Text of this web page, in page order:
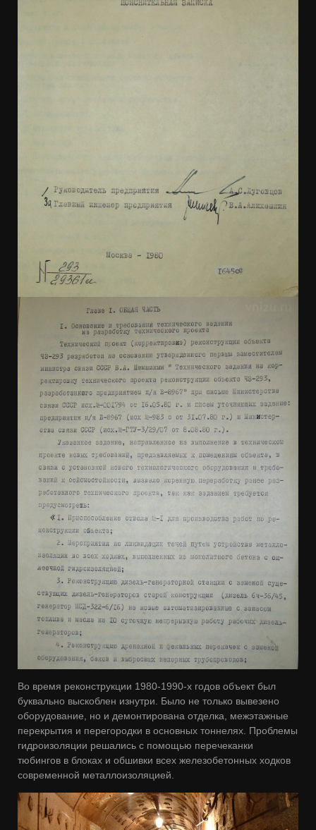
Во время реконструкции 1980-1990-х годов объект был
буквально выскоблен изнутри. Было не только вывезено
оборудование, но и демонтирована отделка, межэтажные
перекрытия и перегородки в основных тоннелях. Проблемы
гидроизоляции решались с помощью перечеканки
тюбингов в блоках и обшивки всех железобетонных ходков
современной металлоизоляцией.